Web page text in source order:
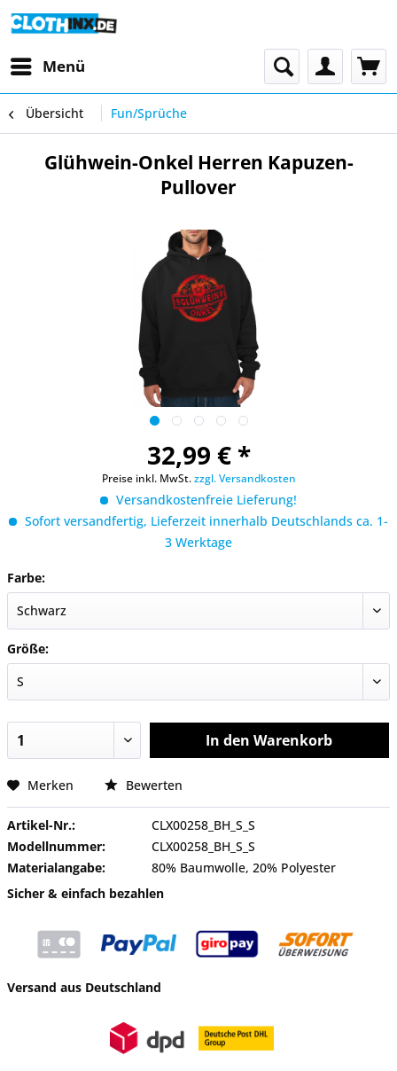
Menü
Übersicht Fun/Sprüche
Glühwein-Onkel Herren Kapuzen-
Pullover
32,99 € *
Preise inkl. MwSt.zzgl. Versandkosten
Versandkostenfreie Lieferung!
Sofort versandfertig, Lieferzeit innerhalb Deutschlands ca. 1-
3 Werktage
Farbe:
Größe:
In den Warenkorb
Merken Bewerten
Artikel-Nr.:
CLX00258_BH_S_S
Modellnummer:
CLX00258_BH_S_S
Materialangabe:
80% Baumwolle, 20% Polyester
Sicher & einfach bezahlen
Versand aus Deutschland